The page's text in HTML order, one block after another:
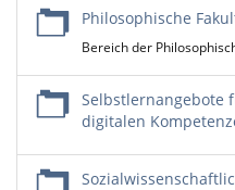
Philosophische
Bereich der
Selbstlernangebote
digitalen